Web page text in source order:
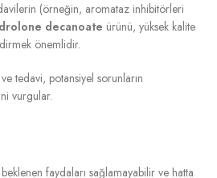
(örneğin, aromataz inhibitörleri
decanoate ürünü, yüksek kalite
önemlidir.
tedavi, potansiyel sorunların
vurgular.
faydaları sağlamayabilir ve hatta